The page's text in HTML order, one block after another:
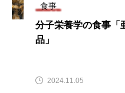
食事
分子栄養学の食事「
品」
2024.11.05